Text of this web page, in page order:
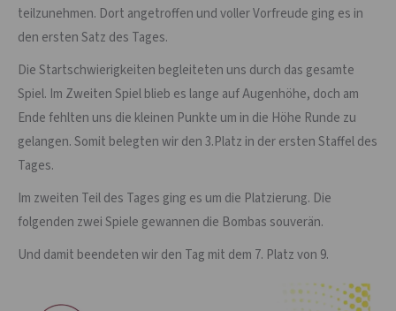
teilzunehmen. Dort angetroffen und voller Vorfreude ging es in
den ersten Satz des Tages.
Die Startschwierigkeiten begleiteten uns durch das gesamte
Spiel. Im Zweiten Spiel blieb es lange auf Augenhöhe, doch am
Ende fehlten uns die kleinen Punkte um in die Höhe Runde zu
gelangen. Somit belegten wir den 3.Platz in der ersten Staffel des
Tages.
Im zweiten Teil des Tages ging es um die Platzierung. Die
folgenden zwei Spiele gewannen die Bombas souverän.
Und damit beendeten wir den Tag mit dem 7. Platz von 9.